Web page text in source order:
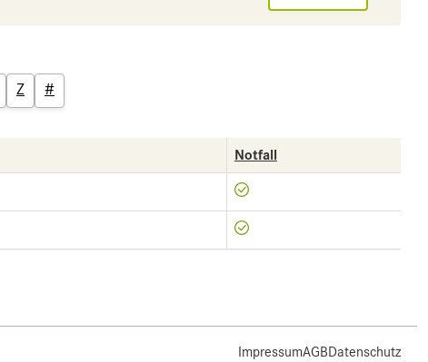
Z #
Notfall
ImpressumAGBDatenschutz